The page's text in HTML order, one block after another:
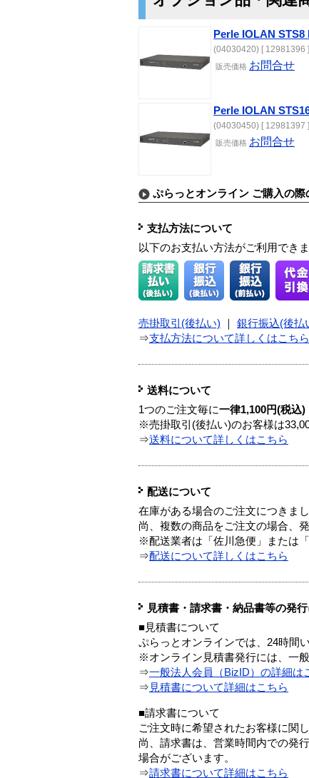
Perle IOLAN STS8
(04030420) [ 12981396 ]
販売価格 お問合せ
Perle IOLAN
(04030450) [ 12981397 ]
販売価格 お問合せ
ぷらっとオンライン ご購入の際
支払方法について
以下のお支払い方法がご利用できま
売掛取引(後払い) 銀行振込(後払
⇒支払方法について詳しくはこちら
送料について
1つのご注文毎に一律1,100円(税込)
※売掛取引(後払い)のお客様は
⇒送料について詳しくはこちら
配送について
在庫がある場合のご注文につきま
尚、複数の商品をご注文の場合、
※配送業者は「佐川急便」または
⇒配送について詳しくはこちら
見積書・請求書・納品書等の発
■見積書について
ぷらっとオンラインでは、24時間
※オンライン見積書発行には、一
⇒一般法人会員（BizID）の詳細は
⇒ 見積書について詳細はこちら
■請求書について
ご注文時に希望されたお客様に関
尚、請求書は、営業時間内での発
場合がございます。
⇒請求書について詳細はこちら